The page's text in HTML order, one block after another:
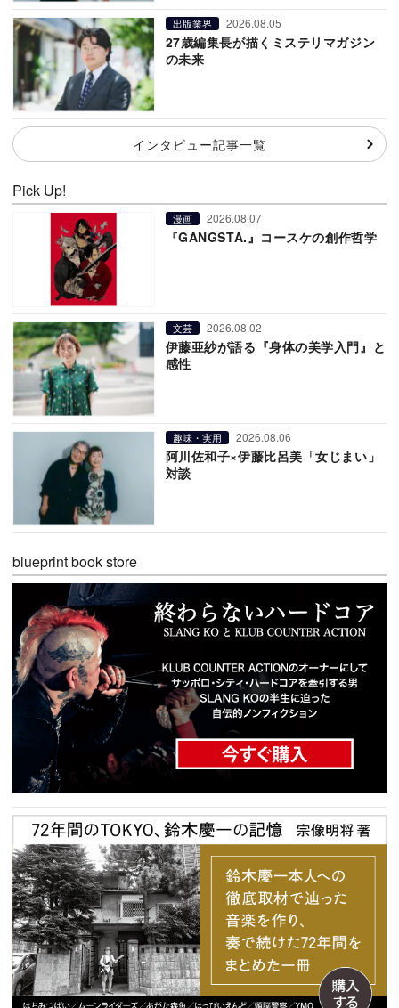
出版業界 2026.08.05
27歳編集長が描くミステリマガジン
の未来
インタビュー記事一覧
Pick Up!
漫画 2026.08.07
『GANGSTA.』コースケの創作哲学
文芸 2026.08.02
伊藤亜紗が語る『身体の美学入門』と
感性
趣味・実用 2026.08.06
阿川佐和子×伊藤比呂美「女じまい」
対談
blueprint book store